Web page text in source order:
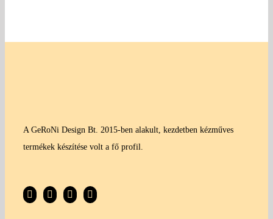
A GeRoNi Design Bt. 2015-ben alakult, kezdetben kézműves
termékek készítése volt a fő profil.